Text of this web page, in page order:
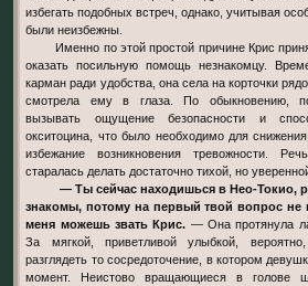
избегать подобных встреч, однако, учитывая
были неизбежны.
Именно по этой простой причине Крис
оказать посильную помощь незнакомцу.
карман ради удобства, она села на корточки
смотрела ему в глаза. По обыкновению,
вызывать ощущение безопасности и
окситоцина, что было необходимо для
избежание возникновения тревожности.
старалась делать достаточно тихой, но
— Ты сейчас находишься в Нео-Токио,
знакомы, потому на первый твой вопрос не
меня можешь звать Крис. — Она протянула
За мягкой, приветливой улыбкой,
разглядеть то сосредоточение, в котором
момент. Неистово вращающиеся в голове